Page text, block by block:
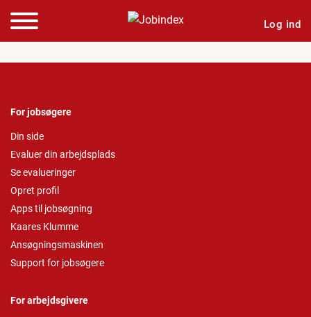
Log ind
For jobsøgere
Din side
Evaluer din arbejdsplads
Se evalueringer
Opret profil
Apps til jobsøgning
Kaares Klumme
Ansøgningsmaskinen
Support for jobsøgere
For arbejdsgivere